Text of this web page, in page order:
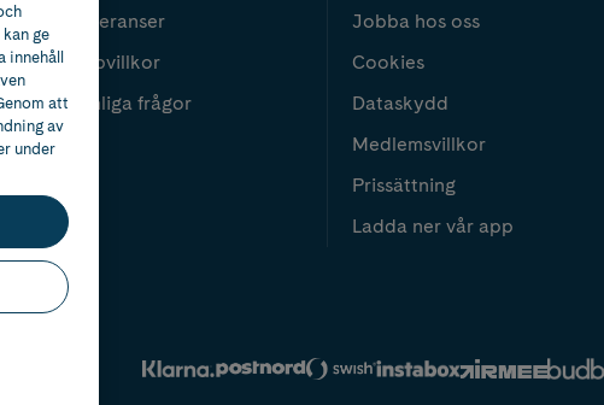
Leveranser
Köpvillkor
Vanliga frågor
Jobba hos oss
Cookies
Dataskydd
Medlemsvillkor
Prissättning
Ladda ner vår app
ge
innehåll
att
av
under